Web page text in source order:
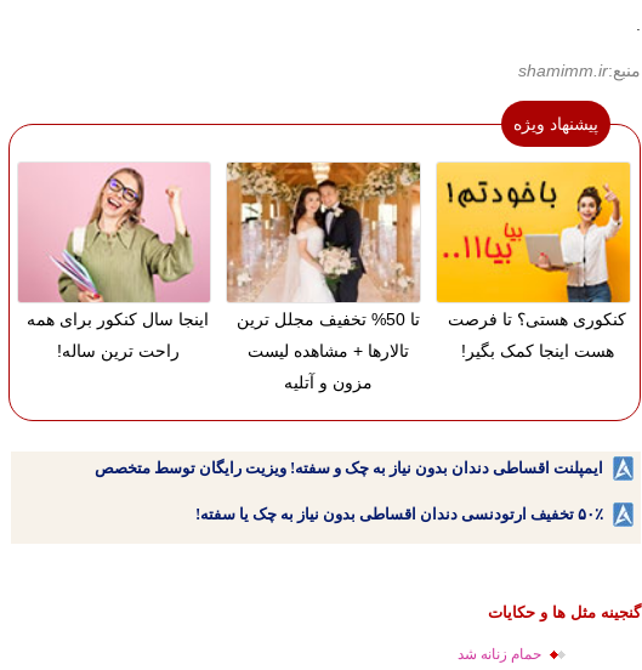
منبع:shamimm.ir
پیشنهاد ویژه
کنکوری هستی؟ تا فرصت
هست اینجا کمک بگیر!
تا 50% تخفیف مجلل ترین
تالارها + مشاهده لیست
مزون و آتلیه
اینجا سال کنکور برای همه
راحت ترین ساله!
ایمپلنت اقساطی دندان بدون نیاز به چک و سفته! ویزیت رایگان توسط متخصص
۵۰٪ تخفیف ارتودنسی دندان اقساطی بدون نیاز به چک یا سفته!
گنجینه مثل ها و حکایات
حمام زنانه شد